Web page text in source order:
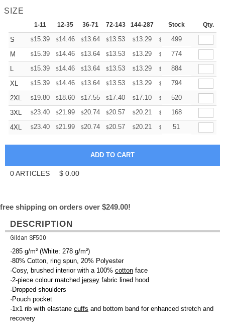
SIZE
1-11 12-35 36-71 72-143 144-287 288 + More
Stock Qty.
S $15.39 $14.46 $13.64 $13.53 $13.29 $ 13.18
499
M
$15.39 $14.46 $13.64 $13.53 $13.29 $ 13.18
774
L
$15.39 $14.46 $13.64 $13.53 $13.29 $ 13.18
884
XL
$15.39 $14.46 $13.64 $13.53 $13.29 $ 13.18
794
2XL
$19.80 $18.60 $17.55 $17.40 $17.10 $ 16.95
520
3XL
$23.40 $21.99 $20.74 $20.57 $20.21 $ 20.03
168
4XL
$23.40 $21.99 $20.74 $20.57 $20.21 $ 20.03
51
0ARTICLES $ 0.00
free shipping on orders over $249.00!
DESCRIPTION
Gildan SF500
·285 g/m² (White: 278 g/m²)
·80% Cotton, ring spun, 20% Polyester
·Cosy, brushed interior with a 100% cotton face
·2-piece colour matched jersey fabric lined hood
·Dropped shoulders
·Pouch pocket
·1x1 rib with elastane cuffs and bottom band for enhanced stretch and
recovery